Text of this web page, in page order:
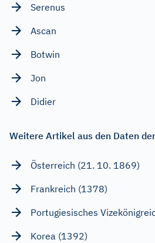
Serenus
Ascan
Botwin
Jon
Didier
Weitere Artikel aus den Daten
Österreich (21. 10. 1869)
Frankreich (1378)
Portugiesisches
Korea (1392)